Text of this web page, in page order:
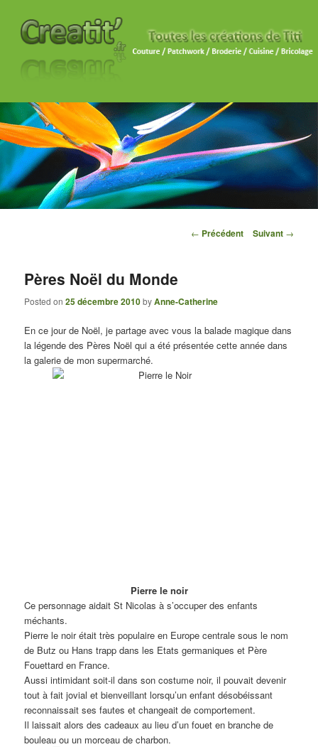
Navigation des articles
← Précédent Suivant →
Pères Noël du Monde
Posted on25 décembre 2010byAnne-Catherine
En ce jour de Noël, je partage avec vous la balade magique dans
la légende des Pères Noël qui a été présentée cette année dans
la galerie de mon supermarché.
Pierre le noir
Ce personnage aidait St Nicolas à s’occuper des enfants
méchants.
Pierre le noir était très populaire en Europe centrale sous le nom
de Butz ou Hans trapp dans les Etats germaniques et Père
Fouettard en France.
Aussi intimidant soit-il dans son costume noir, il pouvait devenir
tout à fait jovial et bienveillant lorsqu’un enfant désobéissant
reconnaissait ses fautes et changeait de comportement.
Il laissait alors des cadeaux au lieu d’un fouet en branche de
bouleau ou un morceau de charbon.